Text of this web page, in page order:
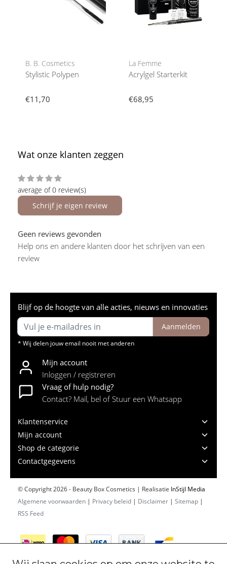
B. B. Cosmetics
Stylistic Polypen
€11,70
La Femme
Acrylgel Starterkit
€68,95
Wat onze klanten zeggen
average of 0 review(s)
Schrijf je eigen review
Geen reviews gevonden
Help ons en andere klanten door het schrijven van een
review
Blijf op de hoogte van alle acties, nieuws en innovaties
Aanmelden
* Wij delen jouw email nooit met anderen
Mijn account
Inloggen / registreren
Vraag of hulp nodig?
Contact? Mail, bel of Stuur een Whatsapp
Klantenservice
Mijn account
Shop de categorie
Contactgegevens
© Copyright 2026 - Beauty Box Cosmetics | Realisatie InStijl Media
Algemene voorwaarden | Privacy beleid | Disclaimer | Sitemap |
RSS Feed